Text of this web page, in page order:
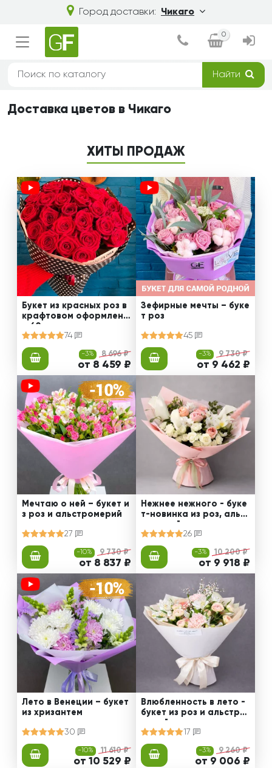
Город доставки: Чикаго
0
Найти
Доставка цветов в Чикаго
ХИТЫ ПРОДАЖ
Букет из красных роз в
крафтовом оформлени
и 60 см
74
-3% 8 696 ₽
от 8 459 ₽
Зефирные мечты – буке
т роз
45
-3% 9 730 ₽
от 9 462 ₽
Мечтаю о ней – букет и
з роз и альстромерий
27
-10% 9 730 ₽
от 8 837 ₽
Нежнее нежного - буке
т-новинка из роз, альст
ромерий и калл
26
-3% 10 200 ₽
от 9 918 ₽
Лето в Венеции – букет
из хризантем
30
-10% 11 610 ₽
от 10 529 ₽
Влюбленность в лето -
букет из роз и альстро
мерий
17
-3% 9 260 ₽
от 9 006 ₽